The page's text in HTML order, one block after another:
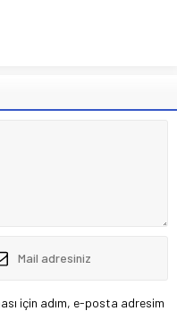
için adım, e-posta adresim